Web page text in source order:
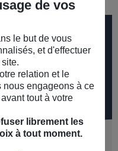
une
de vos
le but de vous
et d'effectuer
relation et le
nous engageons à ce
tout à votre
librement les
à tout moment.